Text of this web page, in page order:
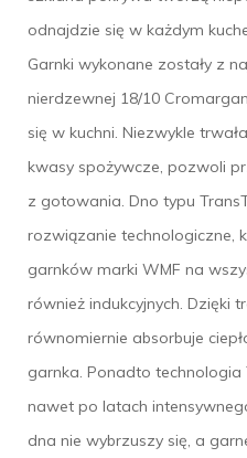
odnajdzie się w każdym
Garnki wykonane zostały z
nierdzewnej 18/10
się w kuchni. Niezwykle
kwasy spożywcze, pozwoli
z gotowania. Dno typu
rozwiązanie technologiczne,
garnków marki WMF na
również indukcyjnych. Dzięki
równomiernie absorbuje
garnka. Ponadto
nawet po latach
dna nie wybrzuszy się, a